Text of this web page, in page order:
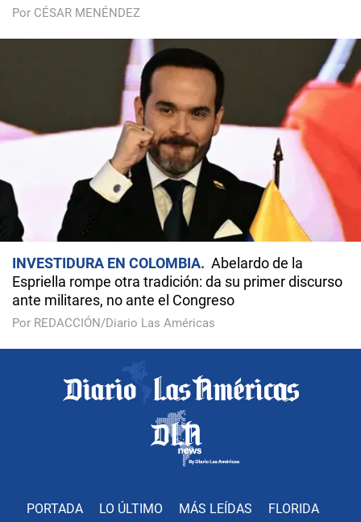
Por CÉSAR MENÉNDEZ
INVESTIDURA EN COLOMBIA
Abelardo de la
Espriella rompe otra tradición: da su primer discurso
ante militares, no ante el Congreso
Por REDACCIÓN/Diario Las Américas
PORTADA LO ÚLTIMO MÁS LEÍDAS FLORIDA